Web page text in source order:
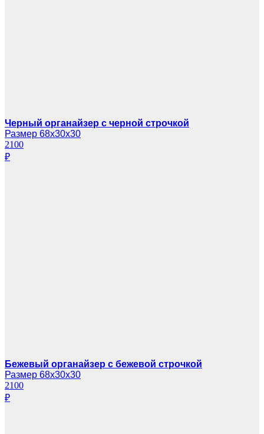
Черный органайзер с черной строчкой
Размер 68х30х30
2100
₽
Бежевый органайзер с бежевой строчкой
Размер 68х30х30
2100
₽